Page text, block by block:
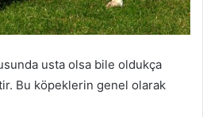
usta olsa bile oldukça
Bu köpeklerin genel olarak